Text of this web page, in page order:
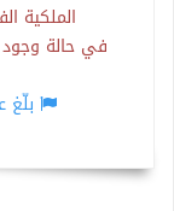
الملكية
في حالة وجود
بلّغ